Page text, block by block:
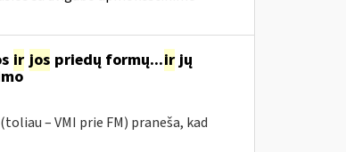
ir jos priedų formų...irjų
(toliau – VMI prie FM) praneša, kad